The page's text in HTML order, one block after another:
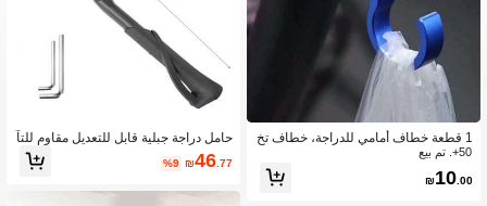
1 قطعة خطاف أمامي للدراجة، خطاف تخ
زين متعدد الوظائف للدراجة الكهربائية، من
اسب للرف الأمامي للدراجة الكهربائية/الد
راجة
50+. تم بيع
₪10.00
حامل دراجة جبلية قابل للتعديل مقاوم للتآ
كل ثقيل الوزن، دعامة دراجة، إكسسوار د
راجة
₪46.77
%9